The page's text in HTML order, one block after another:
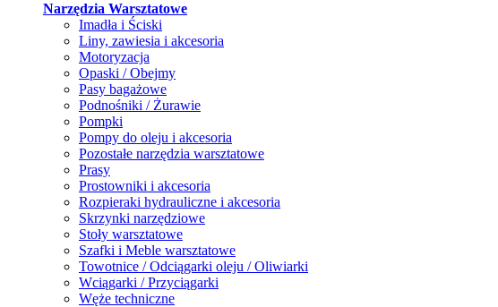
Narzędzia Warsztatowe
Imadła i Ściski
Liny, zawiesia i akcesoria
Motoryzacja
Opaski / Obejmy
Pasy bagażowe
Podnośniki / Żurawie
Pompki
Pompy do oleju i akcesoria
Pozostałe narzędzia warsztatowe
Prasy
Prostowniki i akcesoria
Rozpieraki hydrauliczne i akcesoria
Skrzynki narzędziowe
Stoły warsztatowe
Szafki i Meble warsztatowe
Towotnice / Odciągarki oleju / Oliwiarki
Wciągarki / Przyciągarki
Węże techniczne